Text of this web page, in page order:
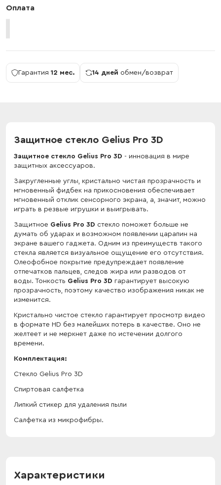
Оплата
Гарантия 12 мес. 14 дней обмен/возврат
Защитное стекло Gelius Pro 3D
Защитное стекло Gelius Pro 3D - инновация в мире
защитных аксессуаров.
Закругленные углы, кристально чистая прозрачность и
мгновенный фидбек на прикосновения обеспечивает
мгновенный отклик сенсорного экрана, а, значит, можно
играть в резвые игрушки и выигрывать.
Защитное Gelius Pro 3D стекло поможет больше не
думать об ударах и возможном появлении царапин на
экране вашего гаджета. Одним из преимуществ такого
стекла является визуальное ощущение его отсутствия.
Олеофобное покрытие предупреждает появление
отпечатков пальцев, следов жира или разводов от
воды. Тонкость Gelius Pro 3D гарантирует высокую
прозрачность, поэтому качество изображения никак не
изменится.
Кристально чистое стекло гарантирует просмотр видео
в формате HD без малейших потерь в качестве. Оно не
желтеет и не меркнет даже по истечении долгого
времени.
Комплектация:
Стекло Gelius Pro 3D
Спиртовая салфетка
Липкий стикер для удаления пыли
Салфетка из микрофибры.
Характеристики